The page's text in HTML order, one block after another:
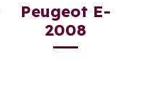
Peugeot E-
2008